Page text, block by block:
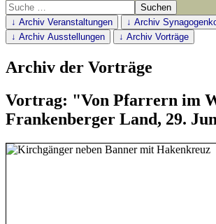
Suchen
↓ Archiv Veranstaltungen
↓ Archiv
↓ Archiv Ausstellungen
↓ Archiv Vorträge
Archiv der Vorträge
Vortrag: "Von Pfarrern im
Frankenberger Land, 29.